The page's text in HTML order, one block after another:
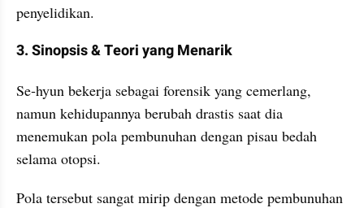
penyelidikan.
3. Sinopsis & Teori yang Menarik
Se‑hyun bekerja sebagai forensik yang cemerlang,
namun kehidupannya berubah drastis saat dia
menemukan pola pembunuhan dengan pisau bedah
selama otopsi.
Pola tersebut sangat mirip dengan metode pembunuhan